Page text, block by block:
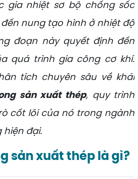
gia nhiệt sơ bộ chống sốc
nung tạo hình ở nhiệt độ
đoạn này quyết định đến
quá trình gia công cơ khí.
tích chuyên sâu về khái
sản xuất thép, quy trình
cốt lõi của nó trong ngành
hiện đại.
sản xuất thép là gì?